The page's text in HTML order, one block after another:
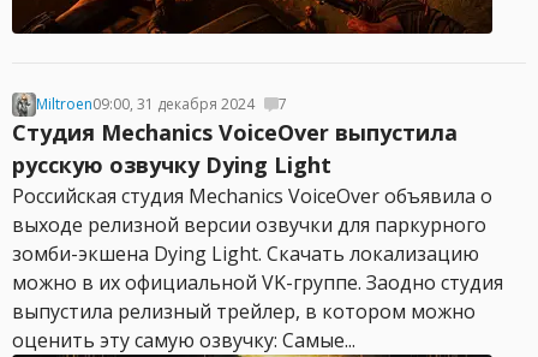
Miltroen09:00, 31 декабря 2024 7
Студия Mechanics VoiceOver выпустила
русскую озвучку Dying Light
Российская студия Mechanics VoiceOver объявила о
выходе релизной версии озвучки для паркурного
зомби-экшена Dying Light. Скачать локализацию
можно в их официальной VK-группе. Заодно студия
выпустила релизный трейлер, в котором можно
оценить эту самую озвучку: Самые...